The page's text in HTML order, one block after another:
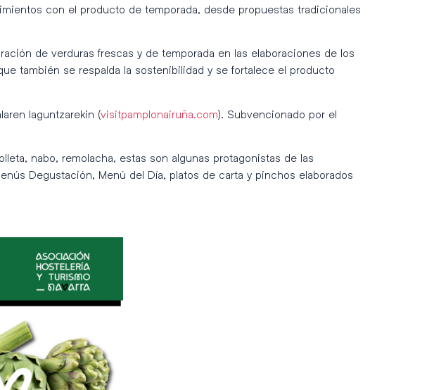
con el producto de temporada, desde propuestas tradicionales
de verduras frescas y de temporada en las elaboraciones de los
también se respalda la sostenibilidad y se fortalece el producto
laguntzarekin (visitpamplonairuña.com). Subvencionado por el
nabo, remolacha, estas son algunas protagonistas de las
Degustación, Menú del Día, platos de carta y pinchos elaborados